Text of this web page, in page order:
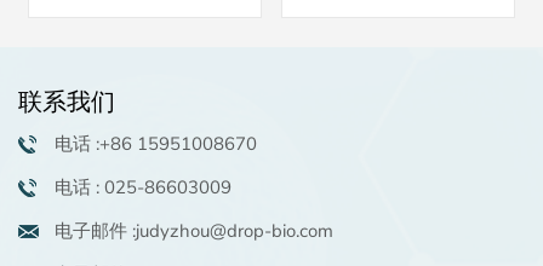
联系我们
电话 :+86 15951008670
电话 : 025-86603009
电子邮件 :judyzhou@drop-bio.com